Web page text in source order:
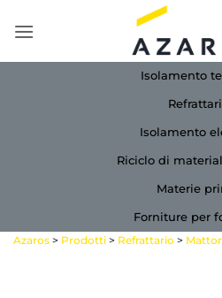
Isolamento
Isolamento
Riciclo di
Materie
Forniture per
Azaros > Prodotti > Refrattario >